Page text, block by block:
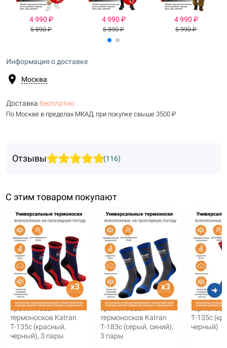
4 990 ₽
5 890 ₽
4 990 ₽
5 890 ₽
4 990 ₽
5 990 ₽
Информация о доставке
location_on Москва
Доставка бесплатно
По Москве в пределах МКАД, при покупке свыше 3500 ₽
Отзывы (116)
С этим товаром покупают
Комплект
треккинговых
термоносков Katran
Т-135с (красный,
черный), 3 пары
Комплект
треккинговых
термоносков Katran
Т-183c (серый, синий),
3 пары
Т-135с
черный)
arrow_circle_right